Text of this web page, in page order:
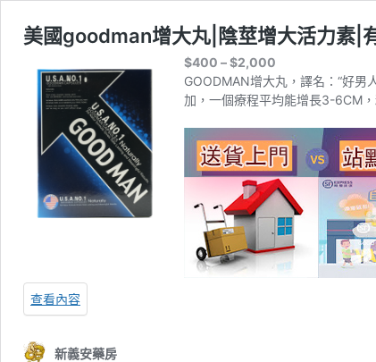
美國goodman增大丸|陰莖增大活力素|
$400 –$2,000
格
範
$400
到
$2,000
GOODMAN增大丸，譯名：“好
加，一個療程平均能增長3-6CM
查看內容
新義安藥房